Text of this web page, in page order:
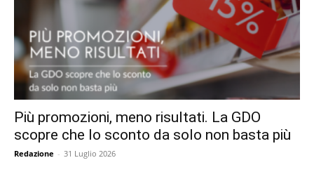
Più promozioni, meno risultati. La GDO
scopre che lo sconto da solo non basta più
Redazione - 31 Luglio 2026